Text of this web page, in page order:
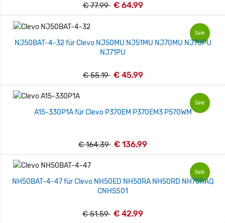
€ 77.99 € 64.99
Sale
NJ50BAT-4-32 für Clevo NJ50MU NJ51MU NJ70MU NJ70PU
NJ71PU
€ 55.19 € 45.99
Sale
A15-330P1A für Clevo P370EM P370EM3 P570WM
€ 164.39 € 136.99
Sale
NH50BAT-4-47 für Clevo NH50ED NH50RA NH50RD NH70RAQ
CNH5S01
€ 51.59 € 42.99